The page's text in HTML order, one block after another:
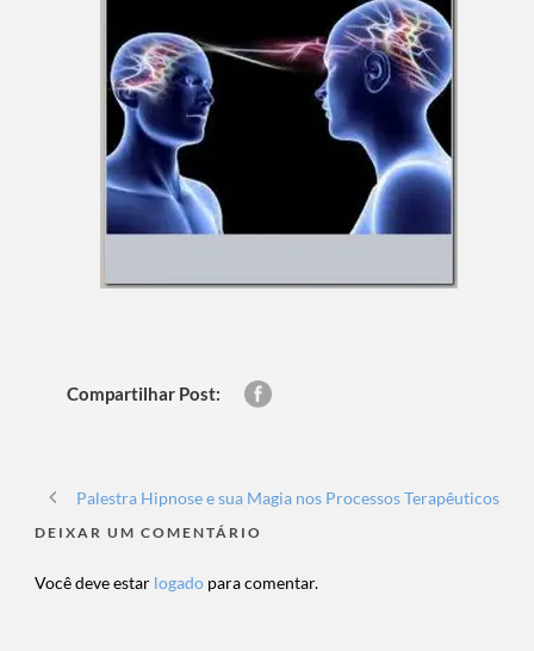
Compartilhar Post:
Palestra Hipnose e sua Magia nos Processos Terapêuticos
DEIXAR UM COMENTÁRIO
Você deve estar logado para comentar.